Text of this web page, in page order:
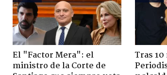
El "Factor Mera": el
ministro de la Corte de
Tras